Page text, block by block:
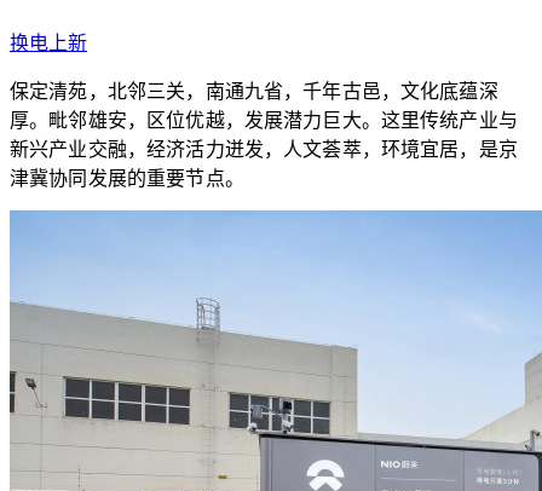
换电上新
保定清苑，北邻三关，南通九省，千年古邑，文化底蕴深
厚。毗邻雄安，区位优越，发展潜力巨大。这里传统产业与
新兴产业交融，经济活力迸发，人文荟萃，环境宜居，是京
津冀协同发展的重要节点。